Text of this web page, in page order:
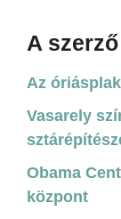
A
Az
Vasarely
Obama
központ